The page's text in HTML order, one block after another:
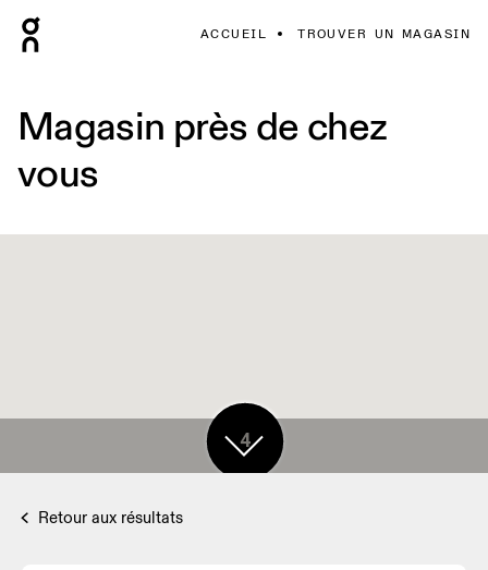
ACCUEIL TROUVER UN MAGASIN
Magasin près de chez
vous
4
Retour aux résultats